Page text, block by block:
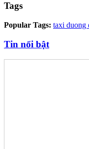
Tags
Popular Tags: taxi duong
Tin nổi bật